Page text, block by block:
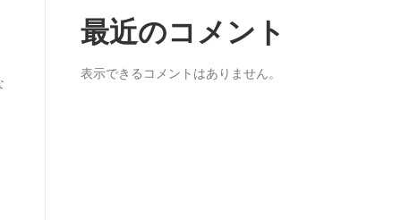
最近のコメント
表示できるコメントはありません。